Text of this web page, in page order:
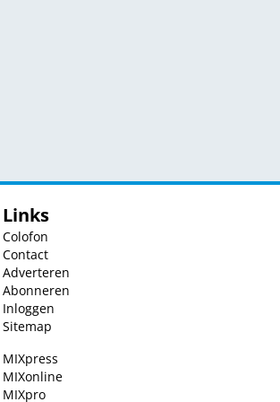
Links
Colofon
Contact
Adverteren
Abonneren
Inloggen
Sitemap
MIXpress
MIXonline
MIXpro